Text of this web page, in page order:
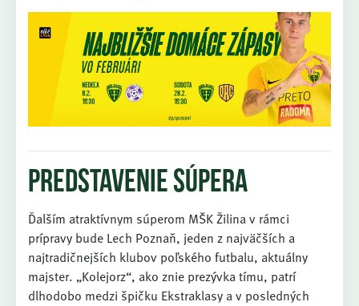
Predstavenie súpera
Ďalším atraktívnym súperom MŠK Žilina v rámci
prípravy bude Lech Poznaň, jeden z najväčších a
najtradičnejších klubov poľského futbalu, aktuálny
majster. „Kolejorz“, ako znie prezývka tímu, patrí
dlhodobo medzi špičku Ekstraklasy a v posledných